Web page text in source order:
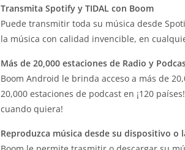
Transmita Spotify y TIDAL con Boom
Puede transmitir toda su música desde
la música con calidad invencible, en
Más de 20,000 estaciones de Radio y
Boom Android le brinda acceso a más de
20,000 estaciones de podcast en ¡120
cuando quiera!
Reproduzca música desde su dispositivo o